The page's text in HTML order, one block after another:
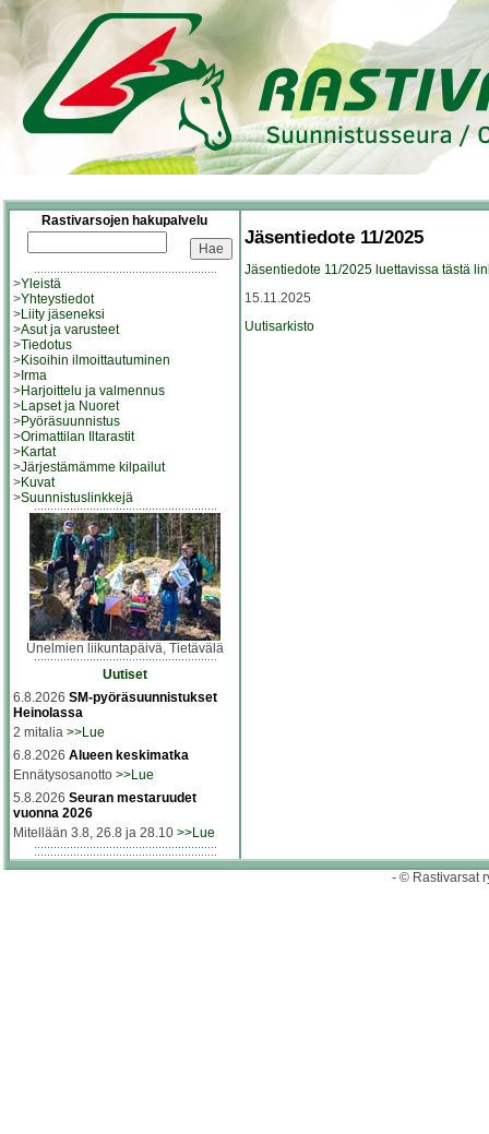
Rastivarsojen hakupalvelu
>Yleistä
>Yhteystiedot
>Liity jäseneksi
>Asut ja varusteet
>Tiedotus
>Kisoihin ilmoittautuminen
> Irma
>Harjoittelu ja valmennus
>Lapset ja Nuoret
>Pyöräsuunnistus
>Orimattilan Iltarastit
>Kartat
>Järjestämämme kilpailut
>Kuvat
>Suunnistuslinkkejä
Unelmien liikuntapäivä, Tietävälä
Uutiset
6.8.2026 SM-pyöräsuunnistukset
Heinolassa
2 mitalia >>Lue
6.8.2026 Alueen keskimatka
Ennätysosanotto >>Lue
5.8.2026 Seuran mestaruudet
vuonna 2026
Mitellään 3.8, 26.8 ja 28.10 >>Lue
Jäsentiedote 11/2025
Jäsentiedote 11/2025 luettavissa tästä
15.11.2025
Uutisarkisto
- © Rastivarsat